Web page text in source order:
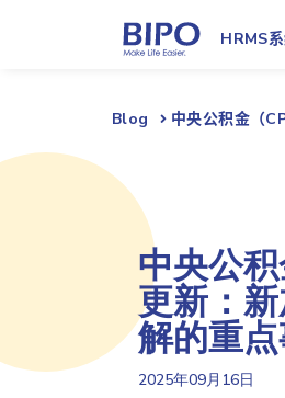
HRMS
Blog 中央公积金（
中央公
更新：
解的重
2025年09月16日